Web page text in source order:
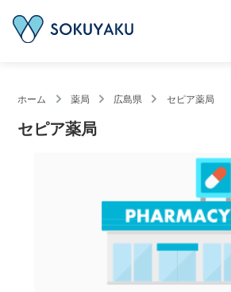
ホーム 薬局 広島県 セピア薬局
セピア薬局